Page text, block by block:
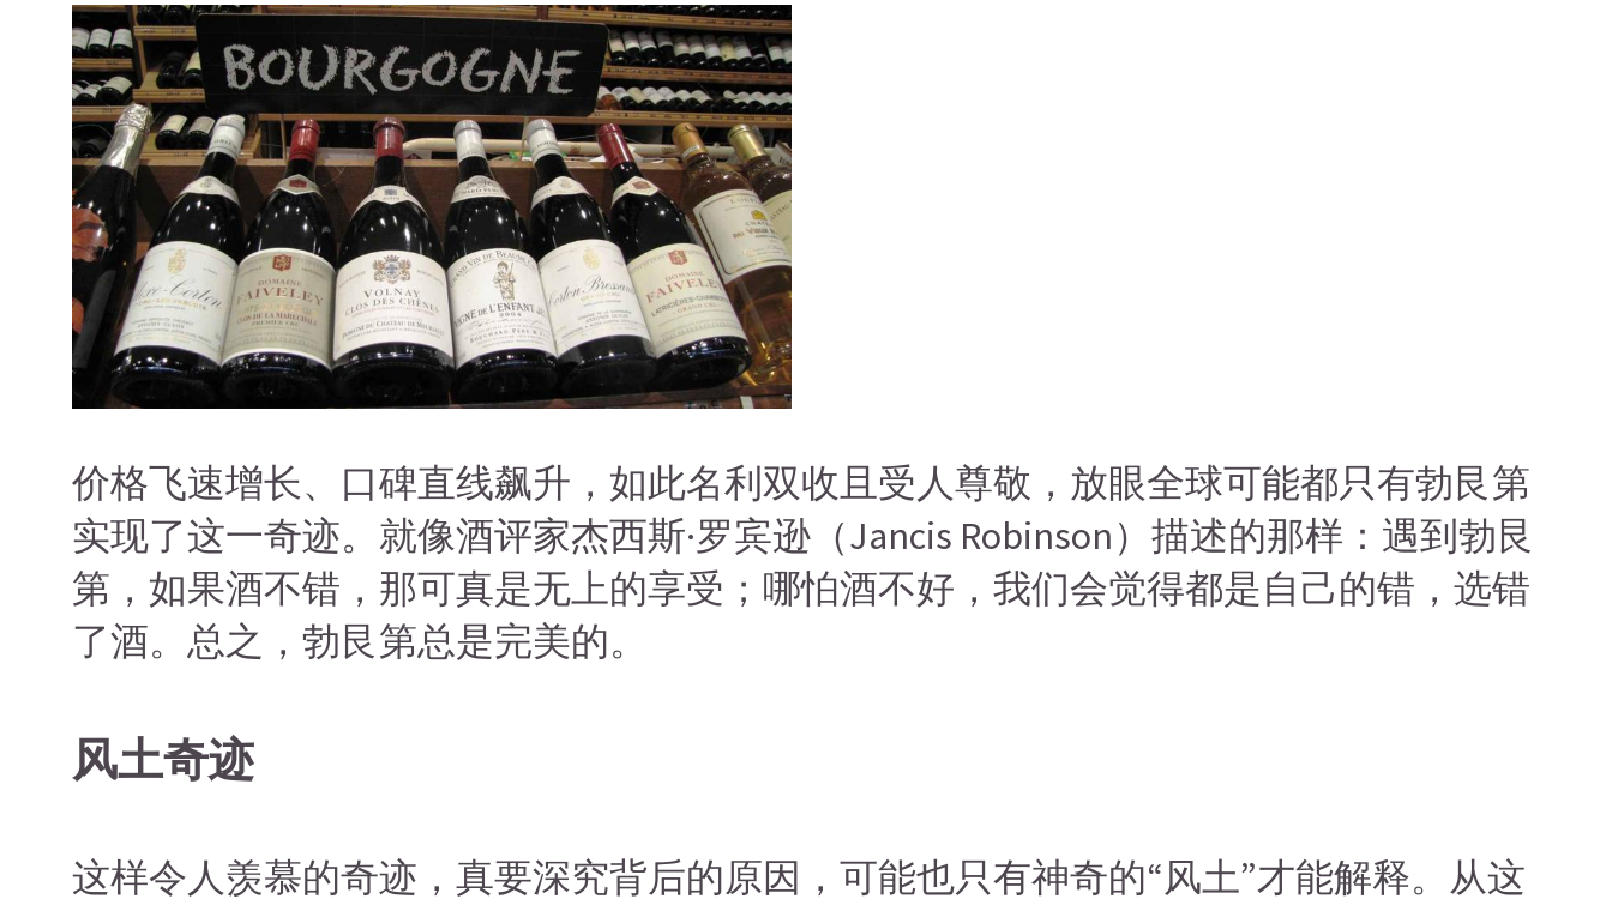
价格飞速增长、口碑直线飙升，如此名利双收且受人尊敬，放眼全球可能都只有勃艮第
实现了这一奇迹。就像酒评家杰西斯·罗宾逊（Jancis Robinson）描述的那样：遇到勃艮
第，如果酒不错，那可真是无上的享受；哪怕酒不好，我们会觉得都是自己的错，选错
了酒。总之，勃艮第总是完美的。
风土奇迹
这样令人羡慕的奇迹，真要深究背后的原因，可能也只有神奇的“风土”才能解释。从这